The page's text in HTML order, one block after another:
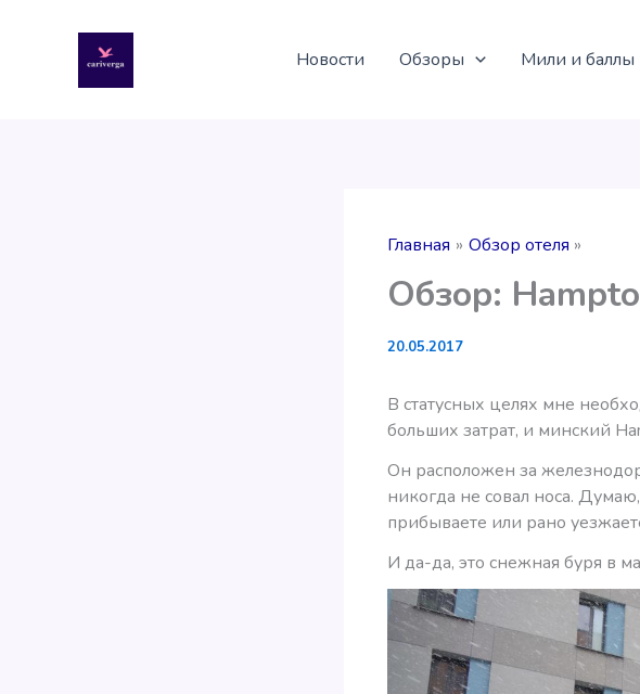
содержимому
Новости Обзоры Мили и баллы
Главная Обзор отеля
Обзор:
20.05.2017
В статусных целях мне
больших затрат, и минский
Он расположен за
никогда не совал носа.
прибываете или рано
И да-да, это снежная буря в